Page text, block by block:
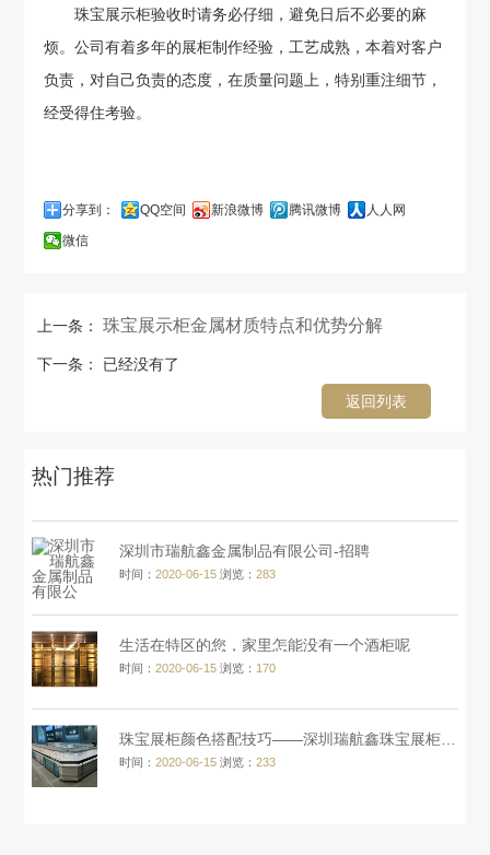
珠宝展示柜验收时请务必仔细，避免日后不必要的麻
烦。公司有着多年的展柜制作经验，工艺成熟，本着对客户
负责，对自己负责的态度，在质量问题上，特别重注细节，
经受得住考验。
分享到： QQ空间 新浪微博 腾讯微博
人人网
微信
上一条：珠宝展示柜金属材质特点和优势分解
下一条： 已经没有了
返回列表
热门推荐
深圳市瑞航鑫金属制品有限公司-招聘
时间：2020-06-15 浏览：283
生活在特区的您，家里怎能没有一个酒柜呢
时间：2020-06-15 浏览： 170
珠宝展柜颜色搭配技巧——深圳瑞航鑫珠宝展柜厂家告诉您
时间：2020-06-15 浏览：233